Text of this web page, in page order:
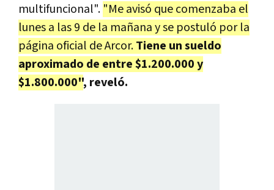
multifuncional". "Me avisó que comenzaba el
lunes a las 9 de la mañana y se postuló por la
página oficial de Arcor.Tiene un sueldo
aproximado de entre $1.200.000 y
$1.800.000", reveló.